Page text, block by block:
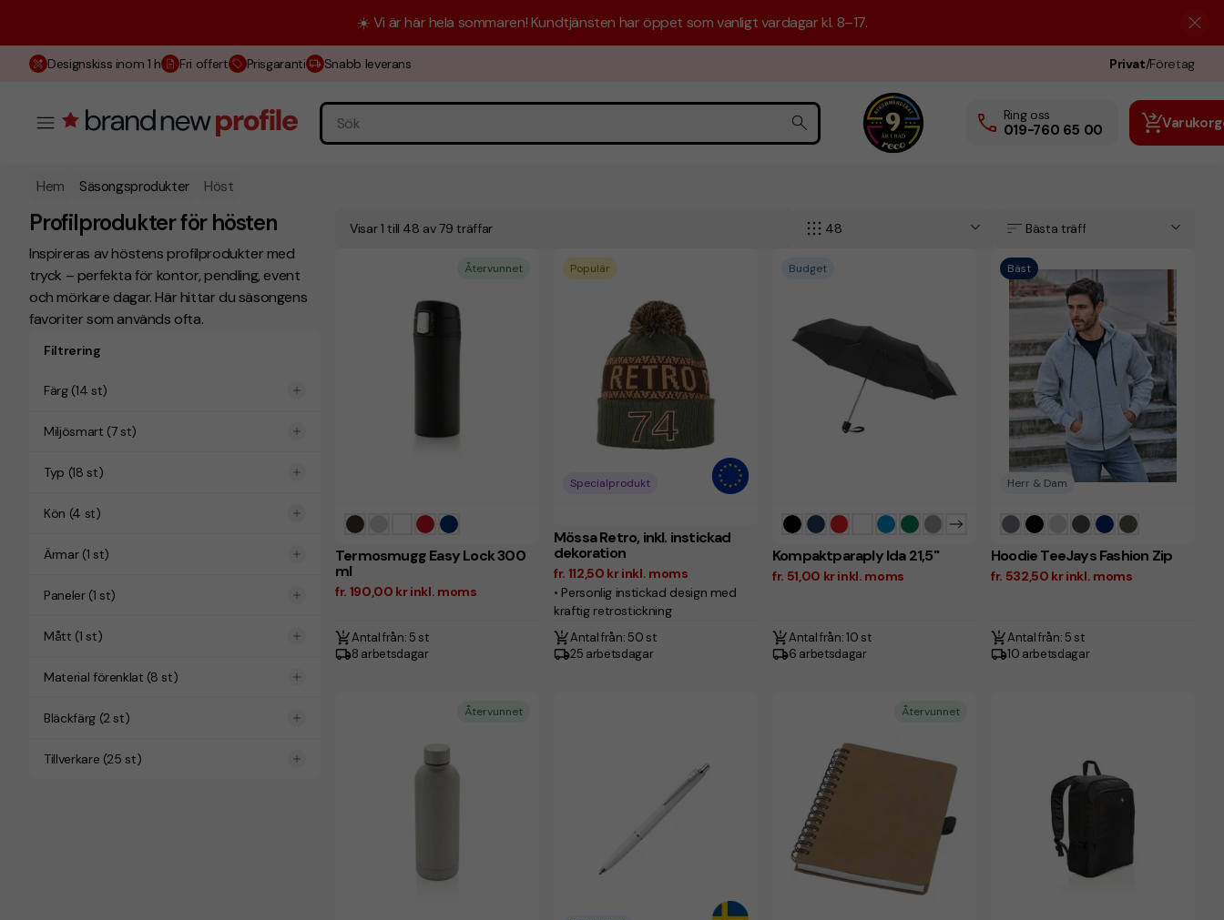
☀️ Vi är här hela sommaren! Kundtjänsten har öppet som vanligt vardagar kl. 8–17.
Designskiss inom 1 h Fri offert Prisgaranti Snabb leverans Privat/Företag
Ring oss
019-760 65 00
Hem Säsongsprodukter Höst
Profilprodukter för hösten
Inspireras av höstens profilprodukter med
tryck – perfekta för kontor, pendling, event
och mörkare dagar. Här hittar du säsongens
favoriter som används ofta.
Filtrering
Färg (14 st)
Miljösmart (7st)
Typ (18 st)
Kön (4 st)
Ärmar (1 st)
Paneler (1 st)
Mått (1 st)
Material förenklat (8 st)
Bläckfärg (2st)
Tillverkare (25 st)
Visar 1 till 48 av 79 träffar 48 Bästa träff
Återvunnet
Termosmugg Easy Lock 300
ml
fr. 190,00 kr inkl. moms
Antal från: 5 st
8 arbetsdagar
Populär
Specialprodukt
Mössa Retro, inkl. instickad
dekoration
fr. 112,50 kr inkl. moms
• Personlig instickad design med
kraftig retrostickning
Antal från: 50 st
25 arbetsdagar
Budget
Kompaktparaply Ida 21,5"
fr. 51,00 kr inkl. moms
Antal från: 10 st
6 arbetsdagar
Herr & Dam
Bäst
Hoodie TeeJays Fashion Zip
fr. 532,50 kr inkl. moms
Antal från: 5 st
10 arbetsdagar
Återvunnet Återvunnet